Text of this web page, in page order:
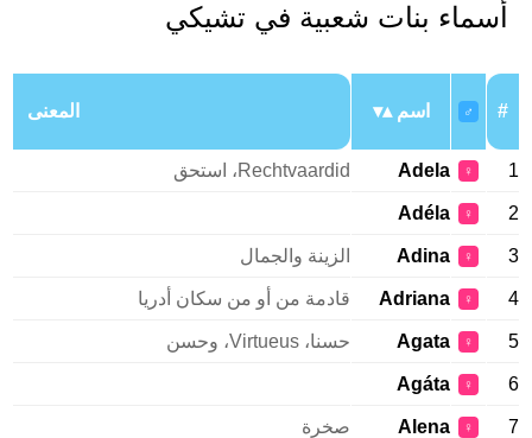
أسماء بنات شعبية في تشيكي
#
♂ اسم المعنى
1
♀
Adela Rechtvaardid، استحق
2
♀
Adéla
3
♀
Adina الزينة والجمال
4
♀
Adriana قادمة من أو من سكان أدريا
5
♀
Agata حسنا، Virtueus، وحسن
6
♀
Agáta
7
♀
Alena صخرة